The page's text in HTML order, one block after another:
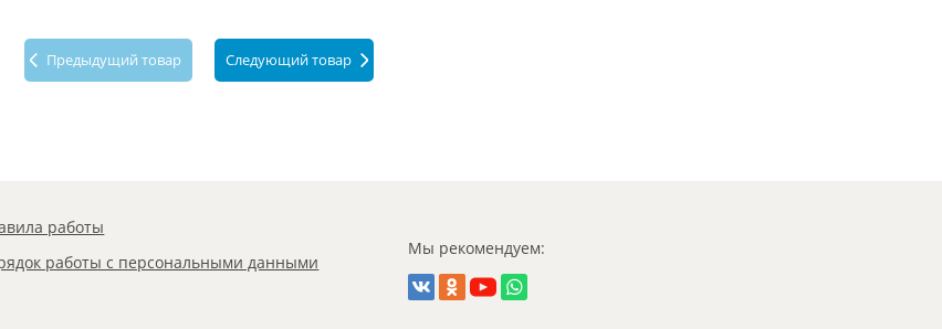
Предыдущий товар Следующий товар
работы
работы с персональными данными
Мы рекомендуем: